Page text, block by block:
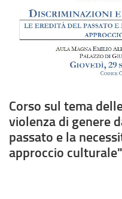
un
moderno
approccio
Corso sul tema
violenza di genere
passato e la
approccio culturale"